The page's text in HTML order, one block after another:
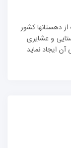
دهستانها کشور
و عشایری
ایجاد نماید